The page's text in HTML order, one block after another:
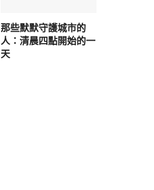
那些默默守護城市的
人：清晨四點開始的一
天